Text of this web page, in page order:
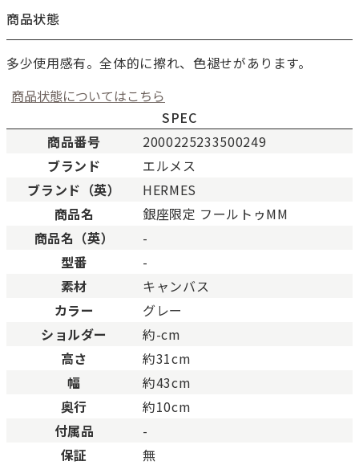
商品状態
多少使用感有。全体的に擦れ、色褪せがあります。
商品状態についてはこちら
新品
新品状態。
展示品などの未使用品。
SAランク
未使用同様品。数回使用した程度、もしくは新
態の商品。
僅かな傷、汚れはありますが比較的程度の良い商
ABランク少々使用感はありますが、キズや汚れが少なめ
態の良い商品。
一般的な使用感があり、傷・汚れがあるが使用に
い商品。
とても使用感のある商品。傷や汚れなどがあり、
合があります。
Cランク 色濃く使用感があり、傷や汚れが多く目立つ場合
す。
SPEC
商品番号
2000225233500249
ブランド
エルメス
ブランド（英）
HERMES
商品名
銀座限定 フールトゥMM
商品名（英）
-
型番
-
素材
キャンバス
カラー
グレー
ショルダー
約-cm
高さ
約31cm
幅
約43cm
奥行
約10cm
付属品
-
保証
無